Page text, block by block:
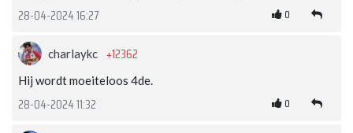
28-04-2024 16:27 0
charlaykc +12362
Hij wordt moeiteloos 4de.
28-04-2024 11:32 0